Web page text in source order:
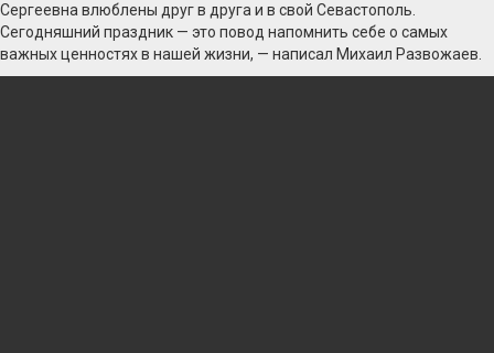
Сергеевна влюблены друг в друга и в свой Севастополь.
Сегодняшний праздник — это повод напомнить себе о самых
важных ценностях в нашей жизни, — написал Михаил Развожаев.